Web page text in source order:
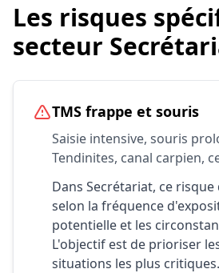
Les risques
secteur
TMS frappe et souris
Saisie intensive, souris
Tendinites, canal carpien,
Dans Secrétariat, ce
selon la fréquence
potentielle et les
L'objectif est de prioriser
situations les plus critiques.